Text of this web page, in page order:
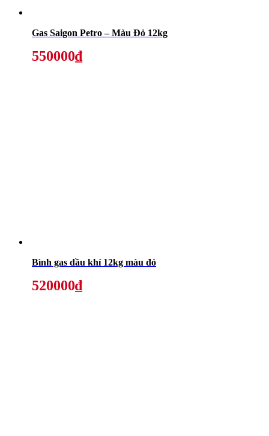
Gas Saigon Petro – Màu Đỏ 12kg
550000₫
Bình gas dầu khí 12kg màu đỏ
520000₫